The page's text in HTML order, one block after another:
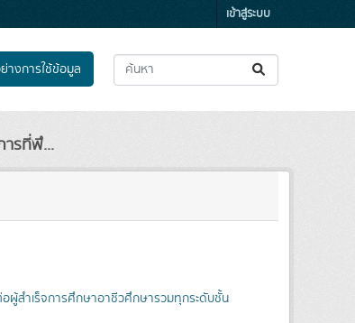
เข้าสู่ระบบ
างการใช้ข้อมูล
ารที่พึ...
ผู้สำเร็จการศึกษาอาชีวศึกษารวมทุกระดับชั้น